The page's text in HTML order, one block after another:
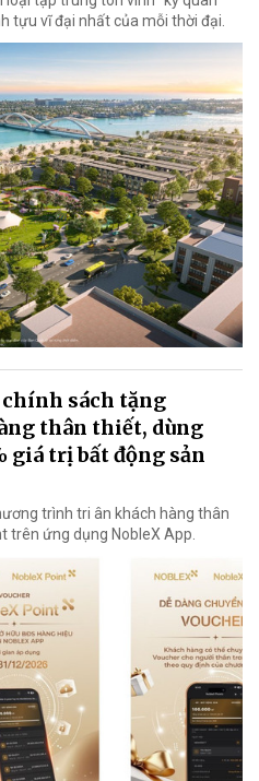
tựu vĩ đại nhất của mỗi thời đại.
sách tặng
thân thiết, dùng
giá trị bất động sản
trình tri ân khách hàng thân
trên ứng dụng NobleX App.